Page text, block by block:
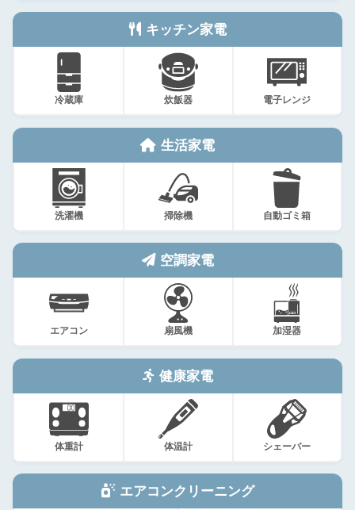
キッチン家電
冷蔵庫 炊飯器 電子レンジ
生活家電
洗濯機 掃除機 自動ゴミ箱
空調家電
エアコン 扇風機 加湿器
健康家電
体重計 体温計 シェーバー
エアコンクリーニング